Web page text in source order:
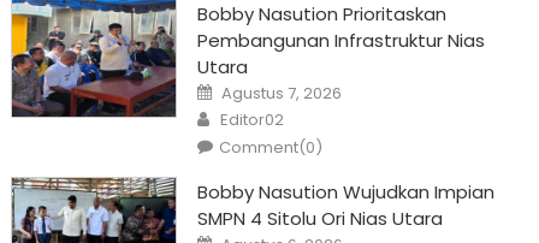
Bobby Nasution Prioritaskan
Pembangunan Infrastruktur Nias
Utara
Posted
on
Agustus 7, 2026
Author
Editor02
Comment(0)
Bobby Nasution Wujudkan Impian
SMPN 4 Sitolu Ori Nias Utara